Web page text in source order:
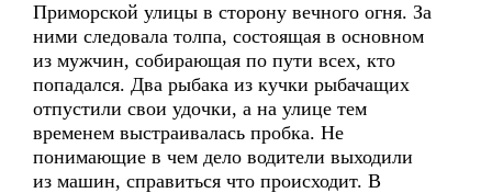
Приморской улицы в сторону вечного огня. За
ними следовала толпа, состоящая в основном
из мужчин, собирающая по пути всех, кто
попадался. Два рыбака из кучки рыбачащих
отпустили свои удочки, а на улице тем
временем выстраивалась пробка. Не
понимающие в чем дело водители выходили
из машин, справиться что происходит. В